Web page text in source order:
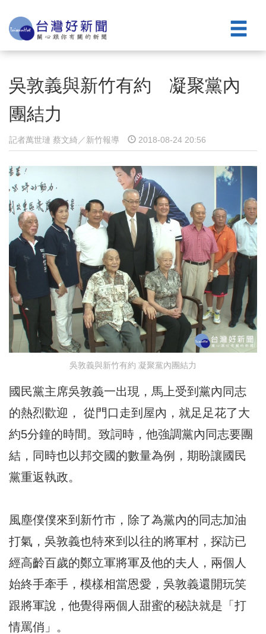
吳敦義與新竹有約 凝聚黨內
團結力
記者萬世璉 蔡文綺／新竹報導 2018-08-24 20:56
吳敦義與新竹有約 凝聚黨內團結力
國民黨主席吳敦義一出現，馬上受到黨內同志
的熱烈歡迎， 從門口走到屋內，就足足花了大
約5分鐘的時間。致詞時，他強調黨內同志要團
結，同時也以邦交國的數量為例，期盼讓國民
黨重返執政。
風塵僕僕來到新竹市，除了為黨內的同志加油
打氣，吳敦義也特來到以往的將軍村，探訪已
經高齡百歲的鄭立軍將軍及他的夫人，兩個人
始終手牽手，模樣相當恩愛，吳敦義還開玩笑
跟將軍說，他覺得兩個人甜蜜的秘訣就是「打
情罵俏」。